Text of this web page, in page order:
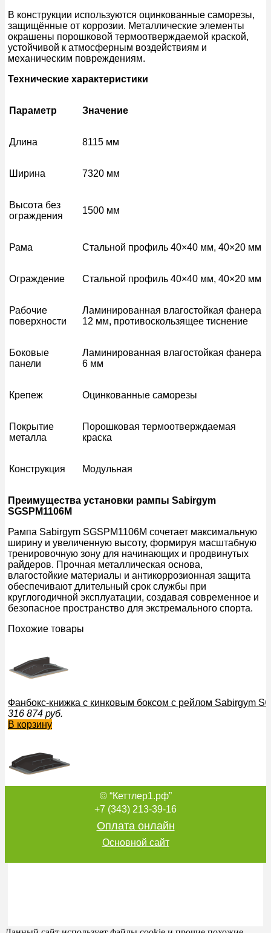
В конструкции используются оцинкованные саморезы,
защищённые от коррозии. Металлические элементы
окрашены порошковой термоотверждаемой краской,
устойчивой к атмосферным воздействиям и
механическим повреждениям.
Технические характеристики
Параметр Значение
Длина 8115 мм
Ширина 7320 мм
Высота без
ограждения
1500 мм
Рама Стальной профиль 40×40 мм, 40×20 мм
Ограждение Стальной профиль 40×40 мм, 40×20 мм
Рабочие
поверхности
Ламинированная влагостойкая фанера
12 мм, противоскользящее тиснение
Боковые
панели
Ламинированная влагостойкая фанера
6 мм
Крепеж Оцинкованные саморезы
Покрытие
металла
Порошковая термоотверждаемая
краска
Конструкция Модульная
Преимущества установки рампы Sabirgym
SGSPM1106М
Рампа Sabirgym SGSPM1106М сочетает максимальную
ширину и увеличенную высоту, формируя масштабную
тренировочную зону для начинающих и продвинутых
райдеров. Прочная металлическая основа,
влагостойкие материалы и антикоррозионная защита
обеспечивают длительный срок службы при
круглогодичной эксплуатации, создавая современное и
безопасное пространство для экстремального спорта.
Похожие товары
Фанбокс-книжка с кинковым боксом с рейлом Sabirgym
316 874 руб.
В корзину
Фанбокс Sabirgym SPM3003L для скейт парка армс
© “Кеттлер1.рф”
+7 (343) 213-39-16
Оплата онлайн
Основной сайт